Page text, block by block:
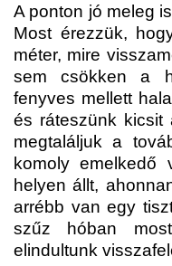
A ponton jó meleg
Most érezzük,
méter, mire
sem csökken a
fenyves mellett
és ráteszünk kicsit
megtaláljuk a
komoly
helyen állt,
arrébb van egy
szűz hóban
elindultunk